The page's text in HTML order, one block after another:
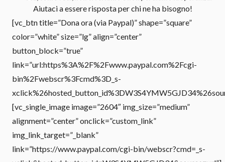
Aiutaci a essere risposta per chi ne ha bisogno!
[vc_btn title=”Dona ora (via Paypal)” shape=”square”
color=”white” size=”lg” align=”center”
button_block=”true”
link=”url:https%3A%2F%2Fwww.paypal.com%2Fcgi-
bin%2Fwebscr%3Fcmd%3D_s-
[vc_single_image image=”2604″ img_size=”medium”
alignment=”center” onclick=”custom_link”
img_link_target=”_blank”
link=”https://www.paypal.com/cgi-bin/webscr?cmd=_s-